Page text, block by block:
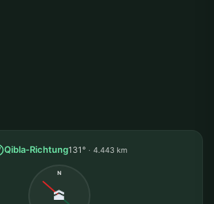
Qibla-Richtung131° 4.443 km
N
🕋